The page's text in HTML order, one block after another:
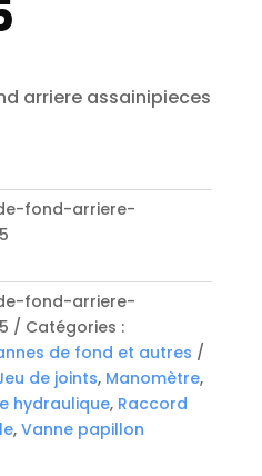
arriere assainipieces
fond-arriere-
fond-arriere-
Catégories :
de fond et autres
de joints, Manomètre,
hydraulique, Raccord
, Vanne papillon